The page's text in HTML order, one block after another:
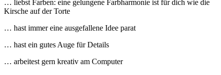
… liebst Farben: eine gelungene Farbharmonie ist für dich wie die
Kirsche auf der Torte
… hast immer eine ausgefallene Idee parat
… hast ein gutes Auge für Details
… arbeitest gern kreativ am Computer